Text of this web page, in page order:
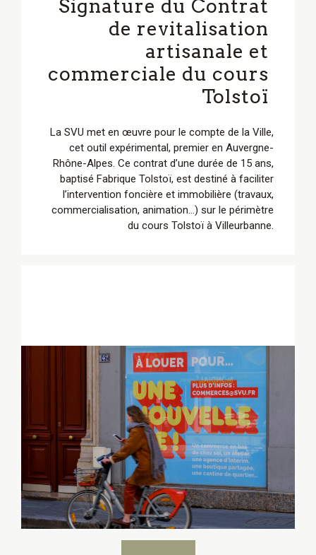
Signature du Contrat
de revitalisation
artisanale et
commerciale du cours
Tolstoï
La SVU met en œuvre pour le compte de la Ville,
cet outil expérimental, premier en Auvergne-
Rhône-Alpes. Ce contrat d’une durée de 15 ans,
baptisé Fabrique Tolstoï, est destiné à faciliter
l’intervention foncière et immobilière (travaux,
commercialisation, animation…) sur le périmètre
du cours Tolstoï à Villeurbanne.